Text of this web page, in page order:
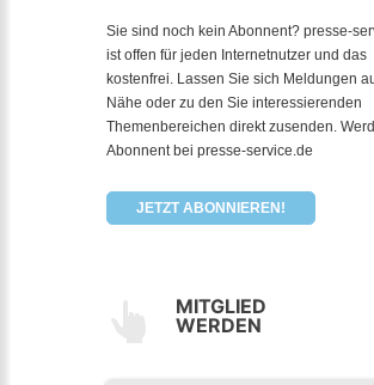
Sie sind noch kein Abonnent? presse-
ist offen für jeden Internetnutzer und das
kostenfrei. Lassen Sie sich Meldungen
Nähe oder zu den Sie interessierenden
Themenbereichen direkt zusenden.
Abonnent bei presse-service.de
JETZT ABONNIEREN!
MITGLIED
WERDEN